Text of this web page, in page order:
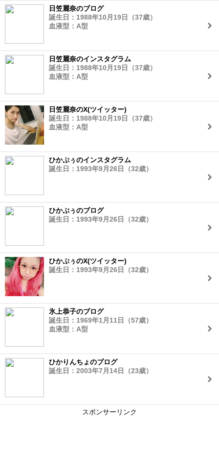
日笠麗奈のブログ
誕生日：1988年10月19日（37歳）
血液型：A型
日笠麗奈のインスタグラム
誕生日：1988年10月19日（37歳）
血液型：A型
日笠麗奈のX(ツイッター)
誕生日：1988年10月19日（37歳）
血液型：A型
ひかぷぅのインスタグラム
誕生日：1993年9月26日（32歳）
ひかぷぅのブログ
誕生日：1993年9月26日（32歳）
ひかぷぅのX(ツイッター)
誕生日：1993年9月26日（32歳）
氷上恭子のブログ
誕生日：1969年1月11日（57歳）
血液型：A型
ひかりんちょのブログ
誕生日：2003年7月14日（23歳）
スポンサーリンク